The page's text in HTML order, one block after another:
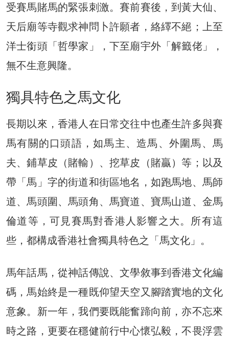
受賽馬賭馬的緊張刺激。賽前賽後，到黃大仙、
天后廟等寺觀求神問卜許願者，絡繹不絕；上至
洋士銜頭「哲學家」，下至廟宇外「解籤佬」，
無不生意興隆。
獨具特色之馬文化
長期以來，香港人在日常交往中也產生許多與賽
馬有關的口頭語，如馬主、造馬、外圍馬、馬
夫、鋪草皮（賭輸）、挖草皮（賭贏）等；以及
帶「馬」字的街道和街區地名，如跑馬地、馬師
道、馬頭圍、馬頭角、馬寶道、寶馬山道、金馬
倫道等，可見賽馬對香港人影響之大。所有這
些，都構成香港社會獨具特色之「馬文化」。
馬年話馬，從神話傳說、文學敘事到香港文化編
碼，馬始終是一種既仰望天空又腳踏實地的文化
意象。新一年，我們要既能奮蹄向前，亦不忘來
時之路，更要在穩健前行中心懷弘毅，不畏浮雲